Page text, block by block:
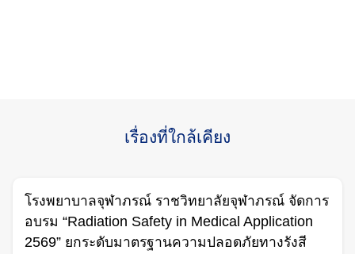
เรื่องที่ใกล้เคียง
โรงพยาบาลจุฬาภรณ์ ราชวิทยาลัยจุฬาภรณ์ จัดการ
อบรม “Radiation Safety in Medical Application
2569” ยกระดับมาตรฐานความปลอดภัยทางรังสี